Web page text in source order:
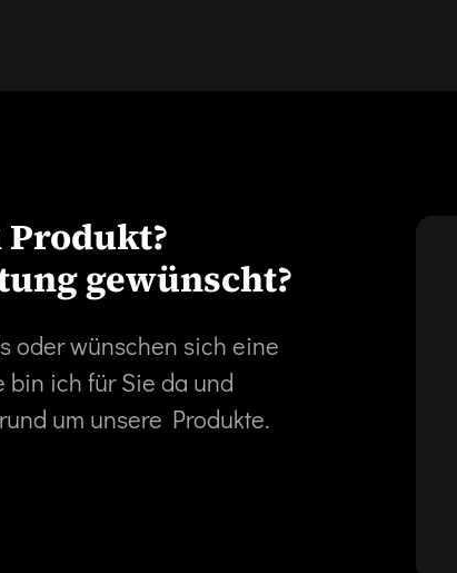
Produkt?
gewünscht?
oder wünschen sich eine
bin ich für Sie da und
um unsere Produkte.